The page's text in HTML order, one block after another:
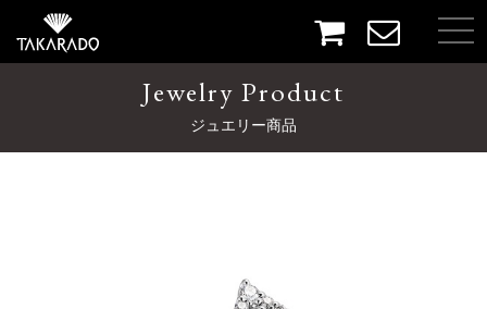
Jewelry Product
ジュエリー商品